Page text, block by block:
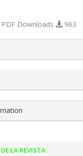
Downloads 963
LA REVISTA